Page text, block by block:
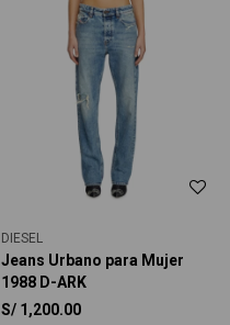
DIESEL
Jeans Urbano para Mujer
1988 D-ARK
S/ 1,200.00